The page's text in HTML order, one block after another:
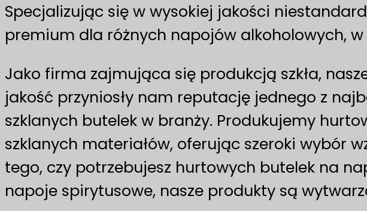
Specjalizując się w wysokiej jakości
premium dla różnych napojów alkoholowych,
Jako firma zajmująca się produkcją szkła,
jakość przyniosły nam reputację jednego z
szklanych butelek w branży. Produkujemy
szklanych materiałów, oferując szeroki wybór
tego, czy potrzebujesz hurtowych butelek na
napoje spirytusowe, nasze produkty są